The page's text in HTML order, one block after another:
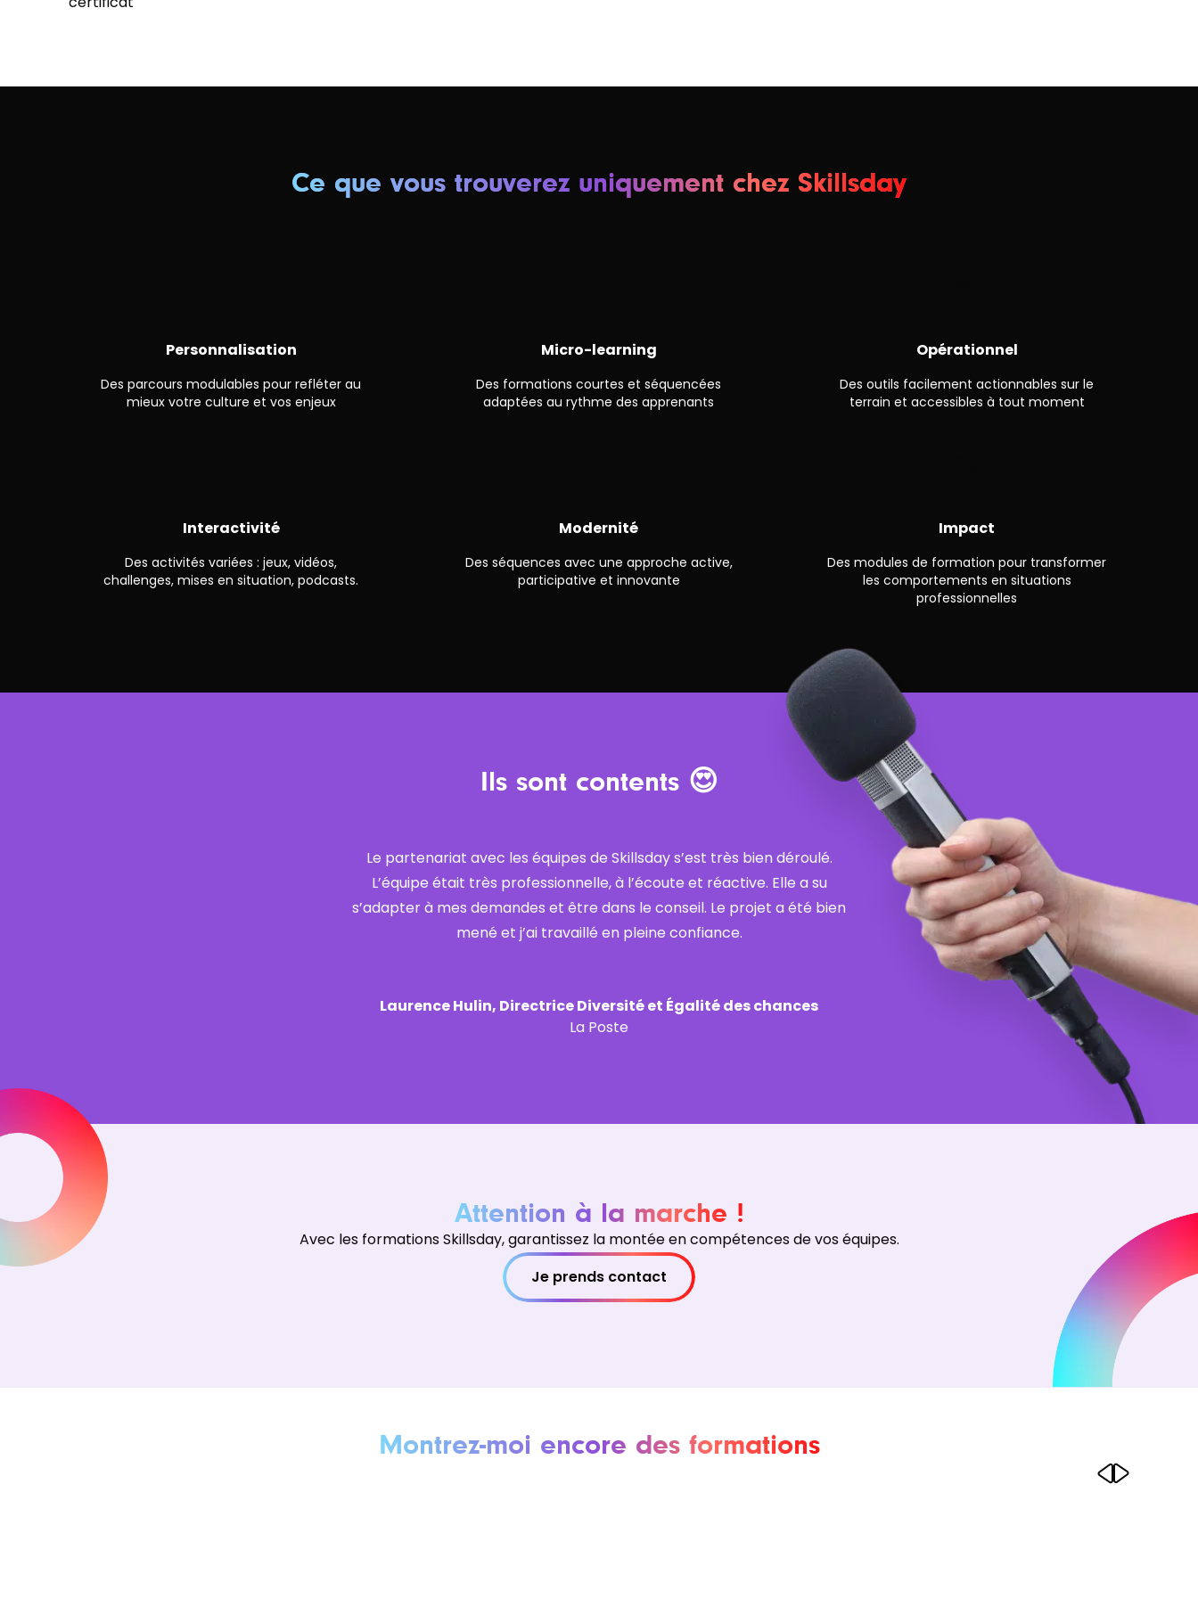
Ce que vous trouverez uniquement chez Skillsday
Personnalisation
Des parcours modulables pour refléter au
mieux votre culture et vos enjeux
Micro-learning
Des formations courtes et séquencées
adaptées au rythme des apprenants
Opérationnel
Des outils facilement actionnables sur le
terrain et accessibles à tout moment
Interactivité
Des activités variées : jeux, vidéos,
challenges, mises en situation, podcasts.
Modernité
Des séquences avec une approche active,
participative et innovante
Impact
Des modules de formation pour transformer
les comportements en situations
professionnelles
Ils sont contents 😍
Le partenariat avec les équipes de Skillsday s’est très bien déroulé.
L’équipe était très professionnelle, à l’écoute et réactive. Elle a su
s’adapter à mes demandes et être dans le conseil. Le projet a été bien
mené et j’ai travaillé en pleine confiance.
Laurence Hulin, Directrice Diversité et Égalité des chances
La Poste
Attention à la marche !
Avec les formations Skillsday, garantissez la montée en compétences de vos équipes.
Je prends contact
Montrez-moi encore des formations